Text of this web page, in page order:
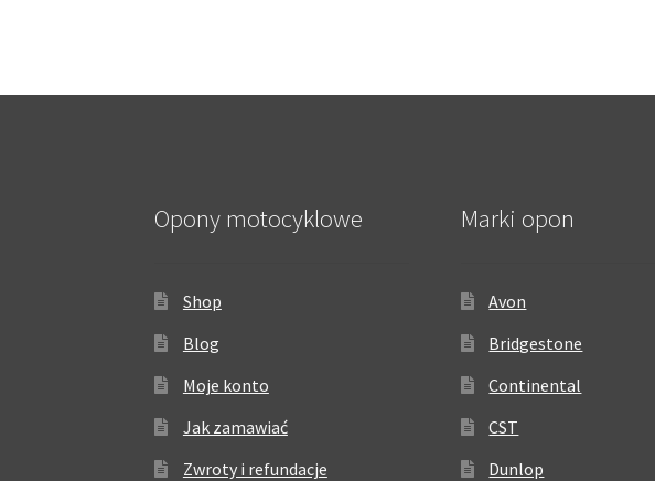
Opony motocyklowe
Shop
Blog
Moje konto
Jak zamawiać
Zwroty i refundacje
Marki opon
Avon
Bridgestone
Continental
CST
Dunlop